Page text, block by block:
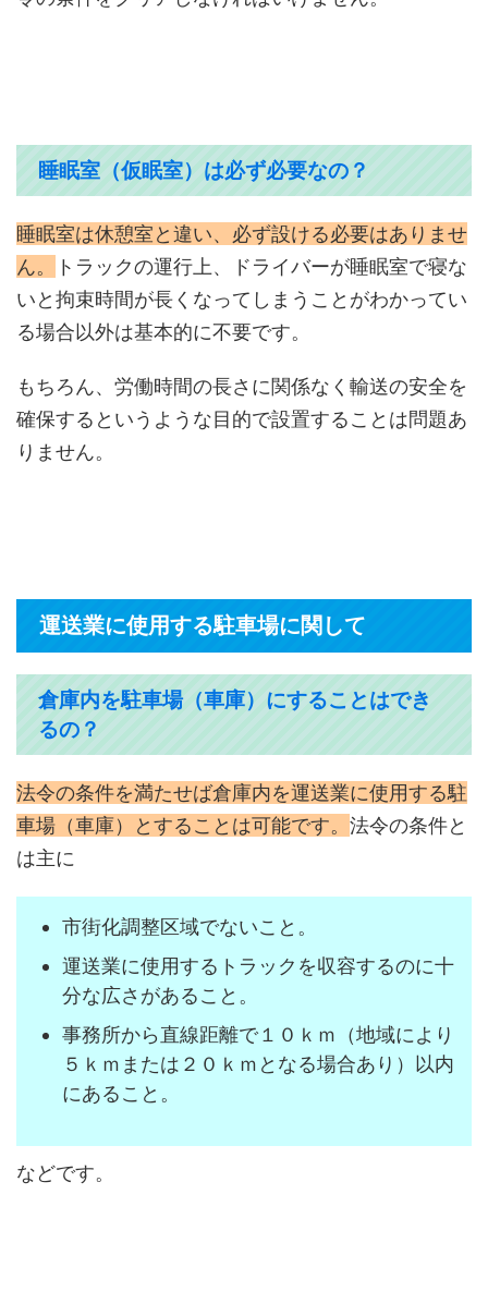
睡眠室（仮眠室）は必ず必要なの？
睡眠室は休憩室と違い、必ず設ける必要はありませ
ん。
トラックの運行上、ドライバーが睡眠室で寝な
いと拘束時間が長くなってしまうことがわかってい
る場合以外は基本的に不要です。
もちろん、労働時間の長さに関係なく輸送の安全を
確保するというような目的で設置することは問題あ
りません。
運送業に使用する駐車場に関して
倉庫内を駐車場（車庫）にすることはでき
るの？
法令の条件を満たせば倉庫内を運送業に使用する駐
車場（車庫）とすることは可能です。 法令の条件と
は主に
市街化調整区域でないこと。
運送業に使用するトラックを収容するのに十
分な広さがあること。
事務所から直線距離で１０ｋｍ（地域により
５ｋｍまたは２０ｋｍとなる場合あり）以内
にあること。
などです。